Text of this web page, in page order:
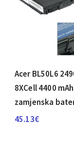
Acer BL50L6
8XCell 4400 mAh
zamjenska
45.13€